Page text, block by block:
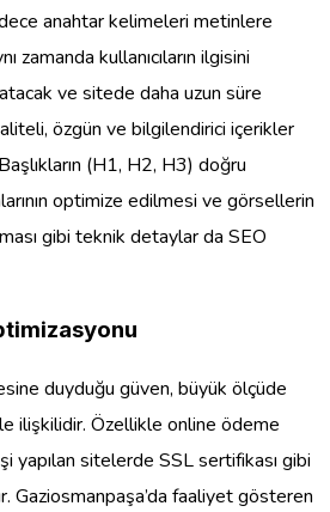
anahtar kelimeleri metinlere
zamanda kullanıcıların ilgisini
ve sitede daha uzun süre
özgün ve bilgilendirici içerikler
(H1, H2, H3) doğru
optimize edilmesi ve görsellerin
gibi teknik detaylar da SEO
duyduğu güven, büyük ölçüde
ilişkilidir. Özellikle online ödeme
yapılan sitelerde SSL sertifikası gibi
Gaziosmanpaşa’da faaliyet gösteren